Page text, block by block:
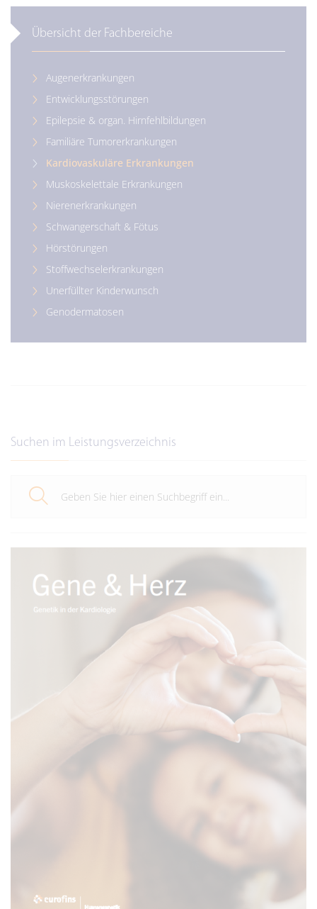
Übersicht der Fachbereiche
Augenerkrankungen
Entwicklungsstörungen
Epilepsie & organ. Hirnfehlbildungen
Familiäre Tumorerkrankungen
Kardiovaskuläre Erkrankungen
Muskoskelettale Erkrankungen
Nierenerkrankungen
Schwangerschaft & Fötus
Hörstörungen
Stoffwechselerkrankungen
Unerfüllter Kinderwunsch
Genodermatosen
Suchen im Leistungsverzeichnis